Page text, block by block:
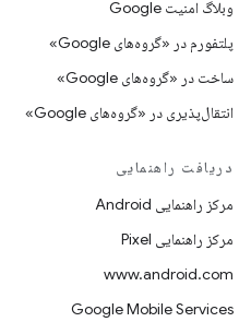
وبلاگ امنیت Google
پلتفورم در «گروه‌های Google»
ساخت در «گروه‌های Google»
انتقال‌پذیری در «گروه‌های Google»
دریافت راهنمایی
مرکز راهنمایی Android
مرکز راهنمایی Pixel
www.android.com
Google Mobile Services